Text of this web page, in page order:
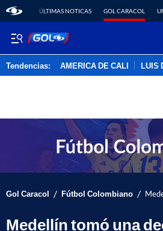
ÚLTIMAS NOTICAS GOL CARACOL
Tendencias: AMERICA DE CALI LUIS
Gol Caracol / Fútbol Colombiano /
Medellín tomó una